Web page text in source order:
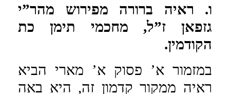
ו. ראיה ברורה מפירוש מהר”י
גזפאן ז”ל, מחכמי תימן כת
הקודמין.
במזמור א’ פסוק א’ מארי הביא
ראיה ממקור קדמון זה, היא באה